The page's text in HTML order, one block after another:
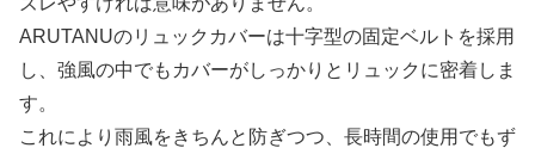
ARUTANUのリュックカバーは十字型の固定ベルトを採用
し、強風の中でもカバーがしっかりとリュックに密着しま
す。
これにより雨風をきちんと防ぎつつ、長時間の使用でもず